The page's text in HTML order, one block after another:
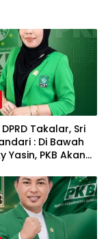
Takalar, Sri
: Di Bawah
Yasin, PKB Akan
Rakyat